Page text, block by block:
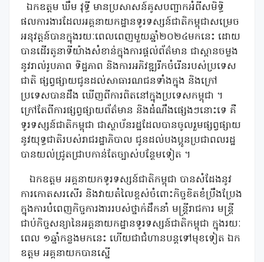
ឯកឧត្តម ឃឹម វុទ្ធី មានប្រសាសន៍គូសបញ្ជាកអំពីសមិទ្ធិ
ផលការងារដែលអគ្គនាយកដ្ឋានទូរទស្សន៍ជាតិកម្ពុជាសម្រេច
អនុវត្តន៍បានក្នុងរយៈពេលពេញមួយឆ្នាំ២០២៤មកនេះ ដោយ
បានដើរតូនាទីយ៉ាងសំខាន់ក្នុងការផ្តល់ព័ត៌មាន ជាស្ពានចម្លង
នូវរាល់រូបភាព ទិដ្ឋភាព និងការអភិវឌ្ឍរីកចំរើនរបស់ប្រទេស
ជាតិ ផ្សព្វផ្សាយជូនដល់សាធារណជនទាំងក្នុង និងក្រៅ
ប្រទេសបានដឹង ឃើញពីការពិតនៅក្នុងប្រទេសកម្ពុជា ។
ក្រៅតែពីការផ្សព្វផ្សាយព័ត៌មាន និងដំណឹងផ្សេងៗនោះទេ គឺ
ទូរទស្សន៍ជាតិកម្ពុជា ជាស្ថាប័នរដ្ឋដែលបានចូលរួមផ្សព្វផ្សាយ
នូវយុទ្ធជាតិរបស់រាជរដ្ឋាភិបាល ជូនដល់បងប្អូនប្រជាពលរដ្ឋ
បានយល់ជ្រូតជ្រាបកាន់តែច្បាស់បន្ថែមទៀត ។
ឯកឧត្តម អគ្គនាយកទូរទស្សន៍ជាតិកម្ពុជា បានសំដែងនូវ
ការកោតសរសើរ និងវាយតំលៃខ្ពស់ចំពោះកិច្ចខិតខំប្រឹងប្រែង
ក្នុងការបំពេញកិច្ចការងាររបស់ថ្នាក់ដឹកនាំ មន្ត្រីរាជការ មន្ត្រី
ជាប់កិច្ចសន្យានៃអគ្គនាយកដ្ឋានទូរទស្សន៍ជាតិកម្ពុជា ក្នុងរយៈ
ពេល ១ឆ្នាំកន្លងមកនេះ ហើយជាជំហានបន្តទៅមុខទៀត ឯក
ឧត្តម អគ្គនាយកបានស្នើ